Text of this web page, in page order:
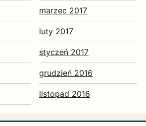
marzec 2017
luty 2017
styczeń 2017
grudzień 2016
listopad 2016